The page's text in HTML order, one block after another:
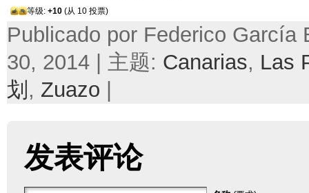
等级: +10 (从 10 投票)
Publicado por Federico García
30, 2014 | 主题: Canarias, Las
划 , Zuazo
发表评论